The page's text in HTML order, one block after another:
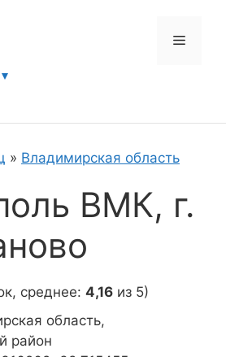
Меню
» Владимирская область
ВМК, г.
среднее: 4,16 из 5)
область,
район